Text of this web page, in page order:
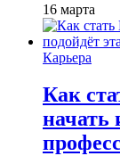
16 марта
Карьера
Как
начать